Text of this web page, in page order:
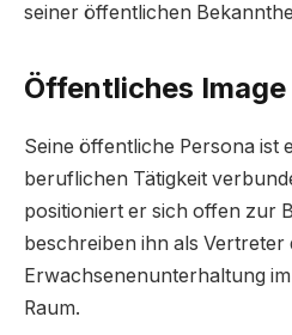
seiner öffentlichen
Öffentliches Image
Seine öffentliche Persona ist
beruflichen Tätigkeit
positioniert er sich offen zur
beschreiben ihn als Vertreter
Erwachsenenunterhaltung
Raum.